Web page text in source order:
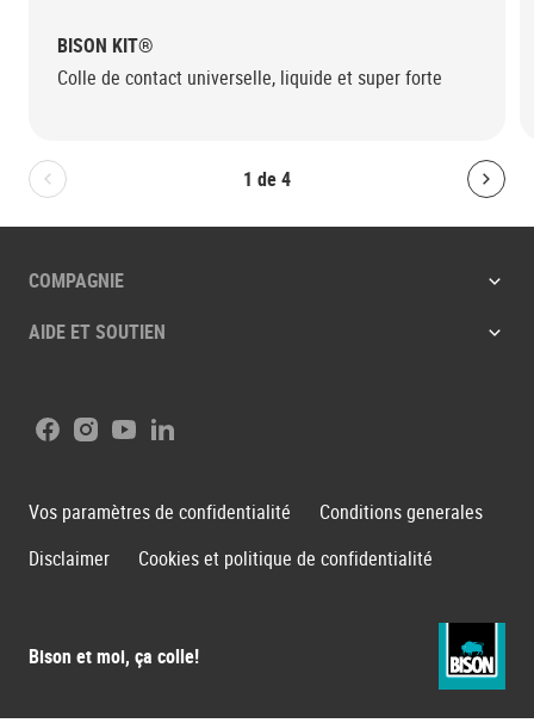
1 de4
Bolton.General.PreviousSlide
BISON KIT®
Colle de contact universelle, liquide et super forte
COMPAGNIE
AIDE ET SOUTIEN
Bison et moi, ça colle!
Facebook
Instagram
YoutubeLinkedIn
Vos paramètres de confidentialité
Conditions generales
Disclaimer
Cookies et politique de confidentialité